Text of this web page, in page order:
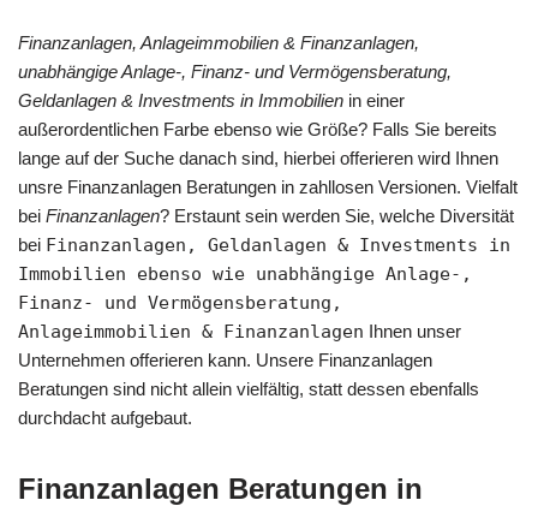
Finanzanlagen, Anlageimmobilien & Finanzanlagen,
unabhängige Anlage-, Finanz- und Vermögensberatung,
Geldanlagen & Investments in Immobilien in einer
außerordentlichen Farbe ebenso wie Größe? Falls Sie bereits
lange auf der Suche danach sind, hierbei offerieren wird Ihnen
unsre Finanzanlagen Beratungen in zahllosen Versionen. Vielfalt
bei Finanzanlagen? Erstaunt sein werden Sie, welche Diversität
bei Finanzanlagen, Geldanlagen & Investments in
Immobilien ebenso wie unabhängige Anlage-,
Finanz- und Vermögensberatung,
Anlageimmobilien & Finanzanlagen Ihnen unser
Unternehmen offerieren kann. Unsere Finanzanlagen
Beratungen sind nicht allein vielfältig, statt dessen ebenfalls
durchdacht aufgebaut.
Finanzanlagen Beratungen in